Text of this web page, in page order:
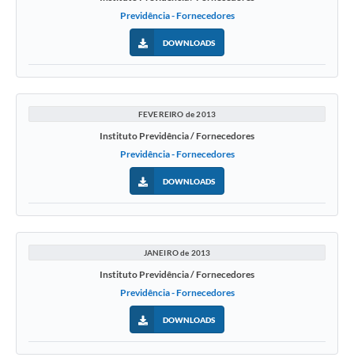
Previdência - Fornecedores
DOWNLOADS
FEVEREIRO de 2013
Instituto Previdência / Fornecedores
Previdência - Fornecedores
DOWNLOADS
JANEIRO de 2013
Instituto Previdência / Fornecedores
Previdência - Fornecedores
DOWNLOADS